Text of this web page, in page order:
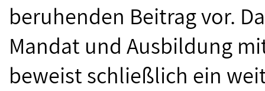
beruhenden Beitrag vor.
Mandat und Ausbildung
beweist schließlich ein